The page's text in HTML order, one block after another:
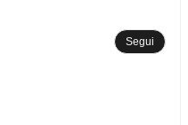
Segui